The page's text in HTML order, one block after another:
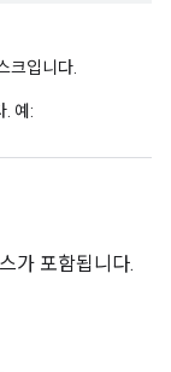
크입니다.
. 예:
가 포함됩니다.